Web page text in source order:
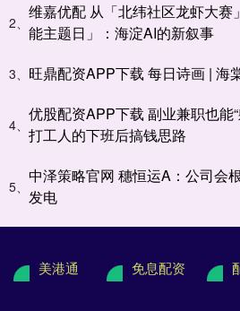
2、
维嘉优配 从「北纬社区龙虾大赛
能主题日」：海淀AI的新叙事
3、 旺鼎配资APP下载 每日诗画 | 海
4、
优股配资APP下载 副业兼职也能
打工人的下班后搞钱思路
5、
中泽策略官网 穗恒运A：公司会
发电
美港通 免息配资